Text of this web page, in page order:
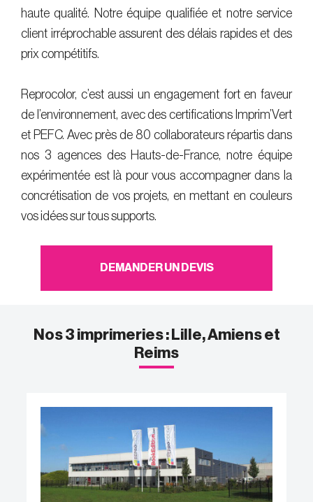
haute qualité. Notre équipe qualifiée et notre service
client irréprochable assurent des délais rapides et des
prix compétitifs.
Reprocolor, c’est aussi un engagement fort en faveur
de l’environnement, avec des certifications Imprim’Vert
et PEFC. Avec près de 80 collaborateurs répartis dans
nos 3 agences des Hauts-de-France, notre équipe
expérimentée est là pour vous accompagner dans la
concrétisation de vos projets, en mettant en couleurs
vos idées sur tous supports.
DEMANDER UN DEVIS
Nos 3 imprimeries : Lille, Amiens et
Reims